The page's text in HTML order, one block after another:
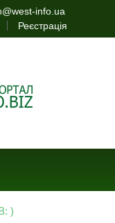
info.ua
Реєстрація
)